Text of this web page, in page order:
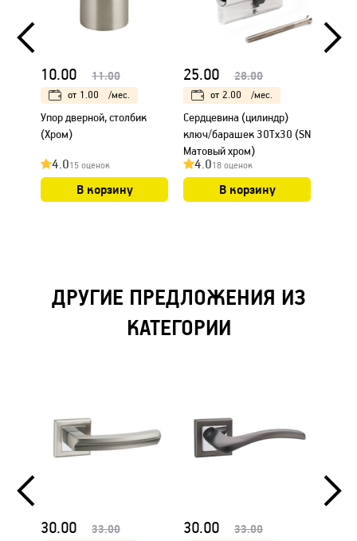
10.00 11.00
от 1.00 /мес.
Упор дверной, столбик
(Хром)
4.015 оценок
В корзину
25.00 28.00
от 2.00 /мес.
Сердцевина (цилиндр)
ключ/барашек 30Тх30 (SN
Матовый хром)
4.018 оценок
В корзину
ДРУГИЕ ПРЕДЛОЖЕНИЯ ИЗ
КАТЕГОРИИ
30.00 33.00 30.00 33.00